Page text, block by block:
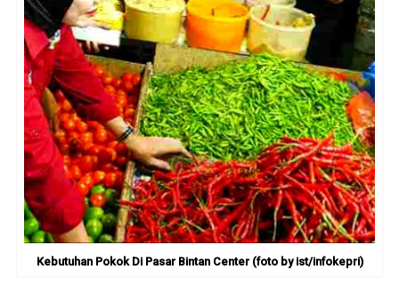
Kebutuhan Pokok Di Pasar Bintan Center (foto by ist/infokepri)